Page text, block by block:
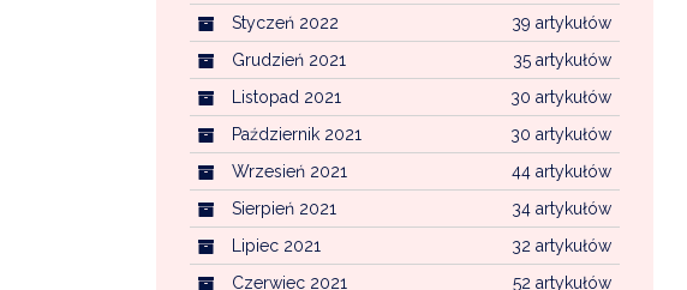
39 artykułów
Styczeń 2022
35 artykułów
Grudzień 2021
30 artykułów
Listopad 2021
30 artykułów
Październik 2021
44 artykułów
Wrzesień 2021
34 artykułów
Sierpień 2021
32 artykułów
Lipiec 2021
52 artykułów
Czerwiec 2021